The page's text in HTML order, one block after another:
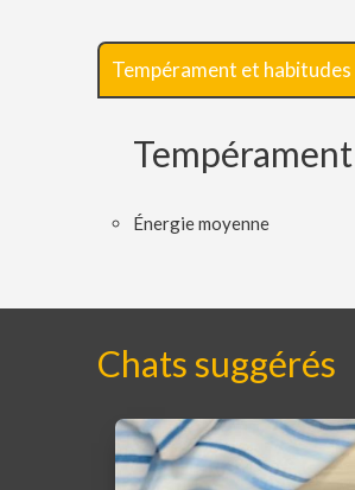
Tempérament et habitudes
Énergie moyenne
Chats suggérés